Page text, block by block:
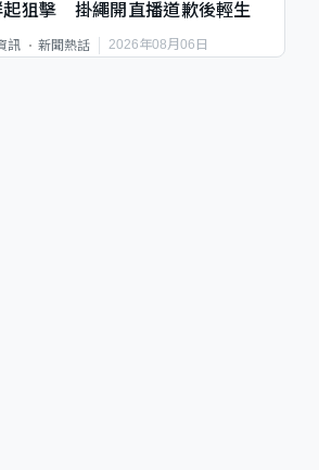
起狙擊 掛繩開直播道歉後輕生
訊 新聞熱話 2026年08月06日